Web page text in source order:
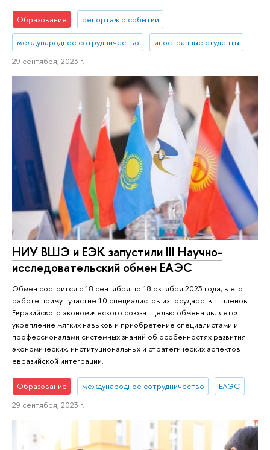
Образование репортаж о событии
международное сотрудничество
иностранные студенты
29 сентября, 2023 г.
НИУ ВШЭ и ЕЭК запустили III Научно-
исследовательский обмен ЕАЭС
Обмен состоится с 18 сентября по 18 октября 2023 года, в его
работе примут участие 10 специалистов из государств — членов
Евразийского экономического союза. Целью обмена является
укрепление мягких навыков и приобретение специалистами и
профессионалами системных знаний об особенностях развития
экономических, институциональных и стратегических аспектов
евразийской интеграции.
Образование международное сотрудничество
ЕАЭС
29 сентября, 2023 г.